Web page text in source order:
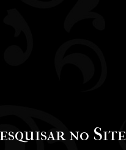
no Site